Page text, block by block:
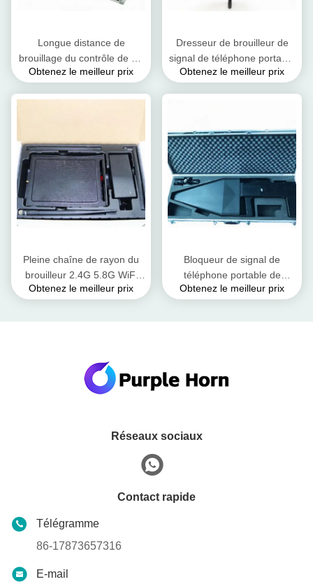
Longue distance de
brouillage du contrôle de vol
du brouilleur 2.4G de signal
Obtenez le meilleur prix
Dresseur de brouilleur de
signal de téléphone portable
de Wi-Fi 2.4G 5.8G GpsL1
Obtenez le meilleur prix
Pleine chaîne de rayon du
brouilleur 2.4G 5.8G WiFi
Bluetooth 50m de signal de
Obtenez le meilleur prix
Bloqueur de signal de
téléphone portable de
DC48V / 7A, brouilleur de
Obtenez le meilleur prix
Réseaux sociaux
Contact rapide
Télégramme
86-17873657316
E-mail